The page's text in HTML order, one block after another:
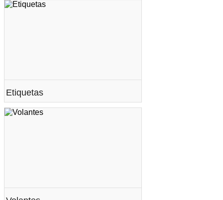
Etiquetas